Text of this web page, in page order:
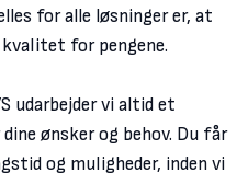
for alle løsninger er, at
for pengene.
udarbejder vi altid et
ønsker og behov. Du får
og muligheder, inden vi